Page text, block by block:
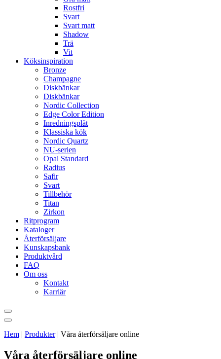
Rostfri
Svart
Svart matt
Shadow
Trä
Vit
Köksinspiration
Bronze
Champagne
Diskbänkar
Diskbänkar
Nordic Collection
Edge Color Edition
Inredningsplåt
Klassiska kök
Nordic Quartz
NU-serien
Opal Standard
Radius
Safir
Svart
Tillbehör
Titan
Zirkon
Ritprogram
Kataloger
Återförsäljare
Kunskapsbank
Produktvård
FAQ
Om oss
Kontakt
Karriär
Hem | Produkter| Våra återförsäljare online
Våra återförsäljare online